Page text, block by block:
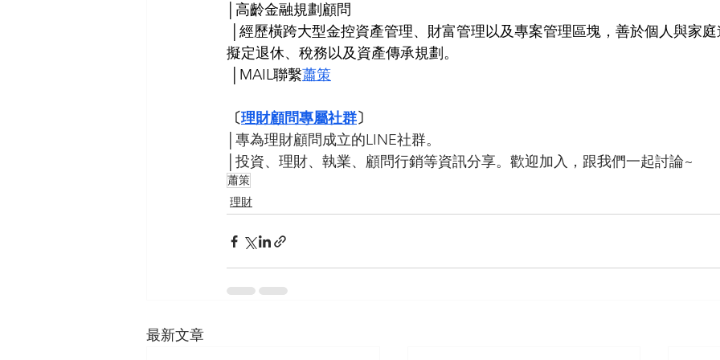
│高齡金融規劃顧問
擬定退休、稅務以及資產傳承規劃。
│MAIL聯繫蕭策
〔理財顧問專屬社群〕
│專為理財顧問成立的LINE社群。
│投資、理財、執業、顧問行銷等資訊分享。歡迎加入，跟我們一起討論~
蕭策
理財
最新文章